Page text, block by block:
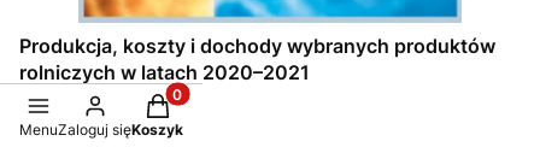
Produkcja, koszty i dochody wybranych produktów
rolniczych w latach 2020–2021
Cena
45,00 zł
MenuZaloguj się
Produkty w koszyku: 0. Zobacz szczegóły
Koszyk